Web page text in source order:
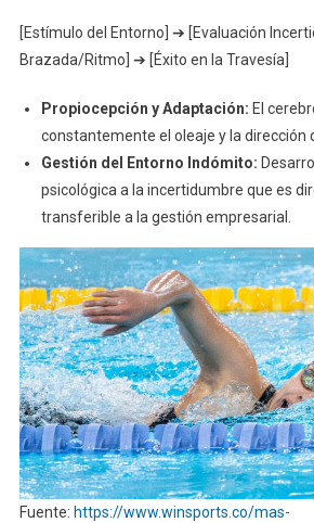
[Estímulo del Entorno] ➔ [Evaluación
Brazada/Ritmo] ➔ [Éxito en la Travesía]
Propiocepción y Adaptación: El
constantemente el oleaje y la dirección
Gestión del Entorno Indómito:
psicológica a la incertidumbre que es
transferible a la gestión empresarial.
Fuente: https://www.winsports.co/mas-